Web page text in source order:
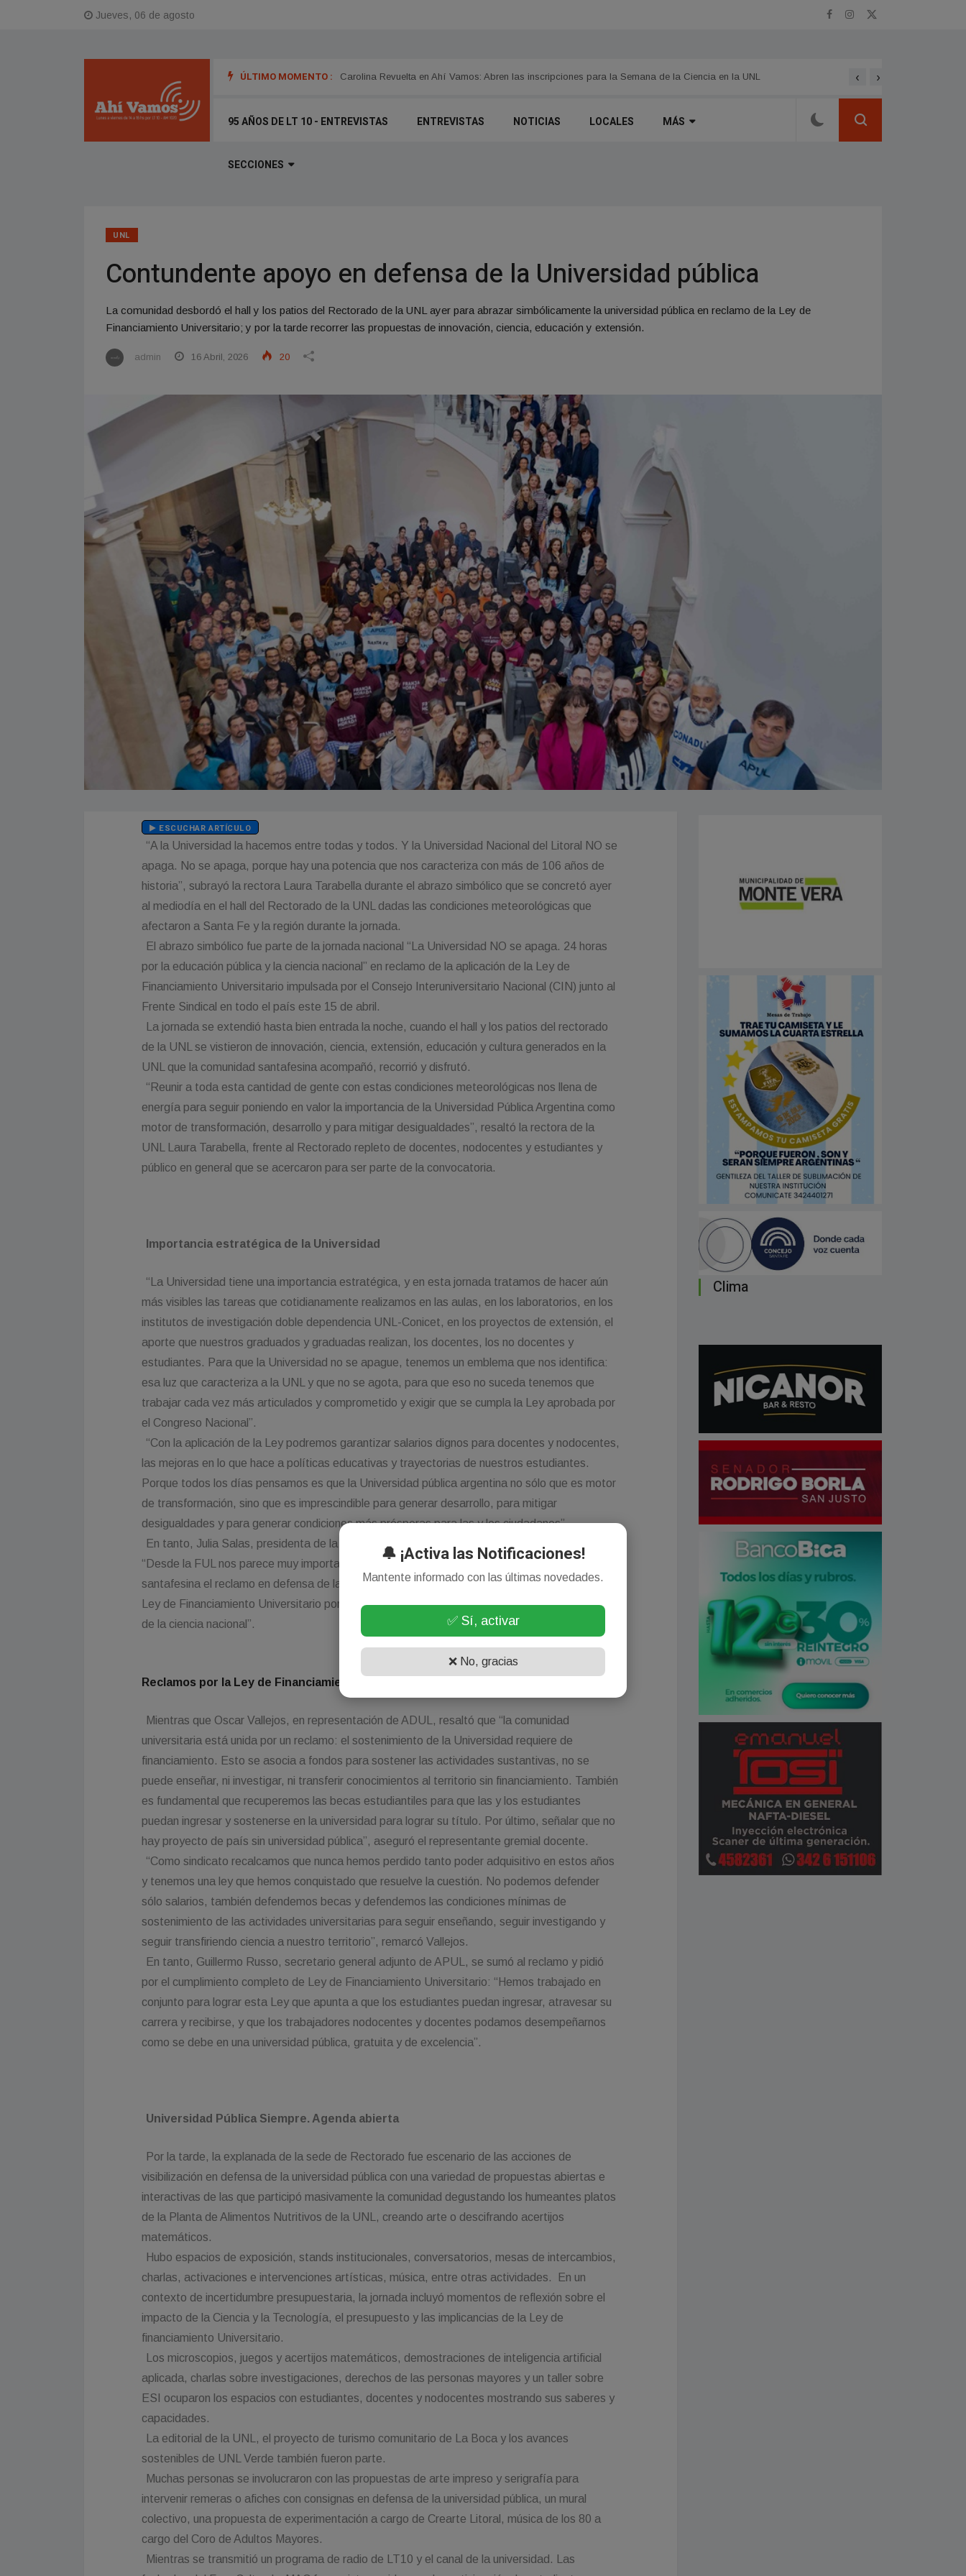
Jueves, 06 de agosto
ÚLTIMO MOMENTO :
de periodismo, compromiso y memoria rumbo a los 95 años de LT10 Carolina Revuelta en Ahí Vamos: Abren las inscripciones para la Semana de la Ciencia en la UNL Mario De Miguel
‹ ›
95 AÑOS DE LT 10 - ENTREVISTAS ENTREVISTAS NOTICIAS LOCALES MÁS
SECCIONES
UNL
Contundente apoyo en defensa de la Universidad pública
La comunidad desbordó el hall y los patios del Rectorado de la UNL ayer para abrazar simbólicamente la universidad pública en reclamo de la Ley de
Financiamiento Universitario; y por la tarde recorrer las propuestas de innovación, ciencia, educación y extensión.
admin 16 Abril, 2026 20
ESCUCHAR ARTÍCULO
“A la Universidad la hacemos entre todas y todos. Y la Universidad Nacional del Litoral NO se
apaga. No se apaga, porque hay una potencia que nos caracteriza con más de 106 años de
historia”, subrayó la rectora Laura Tarabella durante el abrazo simbólico que se concretó ayer
al mediodía en el hall del Rectorado de la UNL dadas las condiciones meteorológicas que
afectaron a Santa Fe y la región durante la jornada.
El abrazo simbólico fue parte de la jornada nacional “La Universidad NO se apaga. 24 horas
por la educación pública y la ciencia nacional” en reclamo de la aplicación de la Ley de
Financiamiento Universitario impulsada por el Consejo Interuniversitario Nacional (CIN) junto al
Frente Sindical en todo el país este 15 de abril.
La jornada se extendió hasta bien entrada la noche, cuando el hall y los patios del rectorado
de la UNL se vistieron de innovación, ciencia, extensión, educación y cultura generados en la
UNL que la comunidad santafesina acompañó, recorrió y disfrutó.
“Reunir a toda esta cantidad de gente con estas condiciones meteorológicas nos llena de
energía para seguir poniendo en valor la importancia de la Universidad Pública Argentina como
motor de transformación, desarrollo y para mitigar desigualdades”, resaltó la rectora de la
UNL Laura Tarabella, frente al Rectorado repleto de docentes, nodocentes y estudiantes y
público en general que se acercaron para ser parte de la convocatoria.
Importancia estratégica de la Universidad
“La Universidad tiene una importancia estratégica, y en esta jornada tratamos de hacer aún
más visibles las tareas que cotidianamente realizamos en las aulas, en los laboratorios, en los
institutos de investigación doble dependencia UNL-Conicet, en los proyectos de extensión, el
aporte que nuestros graduados y graduadas realizan, los docentes, los no docentes y
estudiantes. Para que la Universidad no se apague, tenemos un emblema que nos identifica:
esa luz que caracteriza a la UNL y que no se agota, para que eso no suceda tenemos que
trabajar cada vez más articulados y comprometido y exigir que se cumpla la Ley aprobada por
el Congreso Nacional”.
“Con la aplicación de la Ley podremos garantizar salarios dignos para docentes y nodocentes,
las mejoras en lo que hace a políticas educativas y trayectorias de nuestros estudiantes.
Porque todos los días pensamos es que la Universidad pública argentina no sólo que es motor
de transformación, sino que es imprescindible para generar desarrollo, para mitigar
desigualdades y para generar condiciones más prósperas para las y los ciudadanos”.
En tanto, Julia Salas, presidenta de la Federación Universitaria del Litoral (FUL), expresó:
“Desde la FUL nos parece muy importante compartir con la comunidad universitaria y
santafesina el reclamo en defensa de la universidad pública. Exigimos que se cumpla con la
Ley de Financiamiento Universitario porque sabemos lo crucial que es el rol de la educación y
de la ciencia nacional”.
Reclamos por la Ley de Financiamiento Universitario
Mientras que Oscar Vallejos, en representación de ADUL, resaltó que “la comunidad
universitaria está unida por un reclamo: el sostenimiento de la Universidad requiere de
financiamiento. Esto se asocia a fondos para sostener las actividades sustantivas, no se
puede enseñar, ni investigar, ni transferir conocimientos al territorio sin financiamiento. También
es fundamental que recuperemos las becas estudiantiles para que las y los estudiantes
puedan ingresar y sostenerse en la universidad para lograr su título. Por último, señalar que no
hay proyecto de país sin universidad pública”, aseguró el representante gremial docente.
“Como sindicato recalcamos que nunca hemos perdido tanto poder adquisitivo en estos años
y tenemos una ley que hemos conquistado que resuelve la cuestión. No podemos defender
sólo salarios, también defendemos becas y defendemos las condiciones mínimas de
sostenimiento de las actividades universitarias para seguir enseñando, seguir investigando y
seguir transfiriendo ciencia a nuestro territorio”, remarcó Vallejos.
En tanto, Guillermo Russo, secretario general adjunto de APUL, se sumó al reclamo y pidió
por el cumplimiento completo de Ley de Financiamiento Universitario: “Hemos trabajado en
conjunto para lograr esta Ley que apunta a que los estudiantes puedan ingresar, atravesar su
carrera y recibirse, y que los trabajadores nodocentes y docentes podamos desempeñarnos
como se debe en una universidad pública, gratuita y de excelencia”.
Universidad Pública Siempre. Agenda abierta
Por la tarde, la explanada de la sede de Rectorado fue escenario de las acciones de
visibilización en defensa de la universidad pública con una variedad de propuestas abiertas e
interactivas de las que participó masivamente la comunidad degustando los humeantes platos
de la Planta de Alimentos Nutritivos de la UNL, creando arte o descifrando acertijos
matemáticos.
Hubo espacios de exposición, stands institucionales, conversatorios, mesas de intercambios,
charlas, activaciones e intervenciones artísticas, música, entre otras actividades. En un
contexto de incertidumbre presupuestaria, la jornada incluyó momentos de reflexión sobre el
impacto de la Ciencia y la Tecnología, el presupuesto y las implicancias de la Ley de
financiamiento Universitario.
Los microscopios, juegos y acertijos matemáticos, demostraciones de inteligencia artificial
aplicada, charlas sobre investigaciones, derechos de las personas mayores y un taller sobre
ESI ocuparon los espacios con estudiantes, docentes y nodocentes mostrando sus saberes y
capacidades.
La editorial de la UNL, el proyecto de turismo comunitario de La Boca y los avances
sostenibles de UNL Verde también fueron parte.
Muchas personas se involucraron con las propuestas de arte impreso y serigrafía para
intervenir remeras o afiches con consignas en defensa de la universidad pública, un mural
colectivo, una propuesta de experimentación a cargo de Crearte Litoral, música de los 80 a
cargo del Coro de Adultos Mayores.
Mientras se transmitió un programa de radio de LT10 y el canal de la universidad. Las
Clima
🔔 ¡Activa las Notificaciones!
Mantente informado con las últimas novedades.
✅ Sí, activar
❌ No, gracias